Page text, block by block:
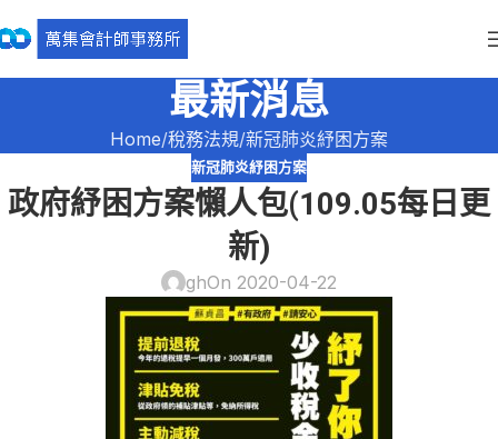
最新消息
Home 稅務法規 新冠肺炎紓困方案
新冠肺炎紓困方案
政府紓困方案懶人包(109.05每日更
新)
ghOn 2020-04-22